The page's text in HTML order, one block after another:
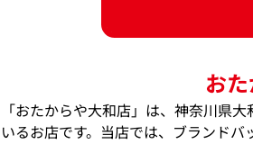
お
「おたからや大和店」は、神奈川県
いるお店です。当店では、ブランドバ